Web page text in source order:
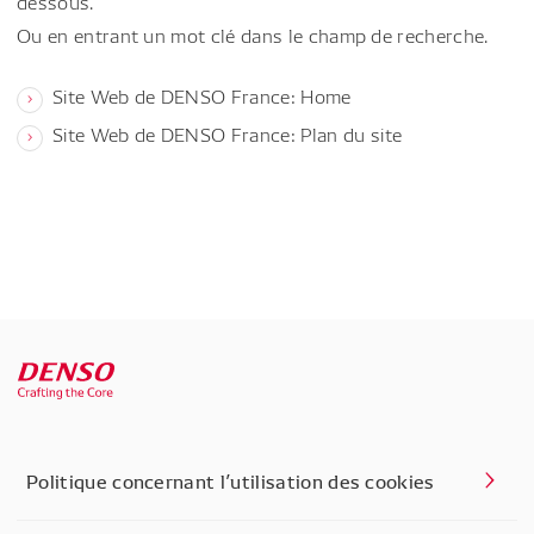
Ou en entrant un mot clé dans le champ de recherche.
Site Web de DENSO France: Home
Site Web de DENSO France: Plan du site
Politique concernant l’utilisation des cookies